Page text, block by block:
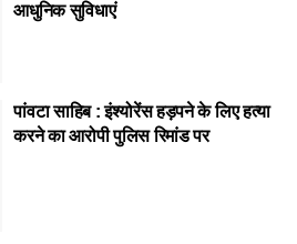
आधुनिक सुविधाएं
पांवटा साहिब : इंश्योरेंस हड़पने के लिए हत्या
करने का आरोपी पुलिस रिमांड पर